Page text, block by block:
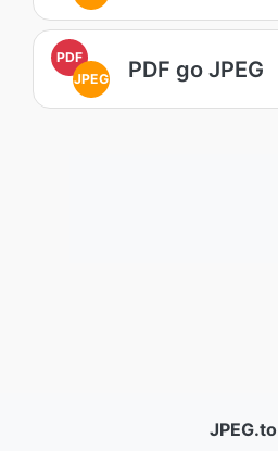
PDF
JPEG
PDF go JPEG
JPEG.to